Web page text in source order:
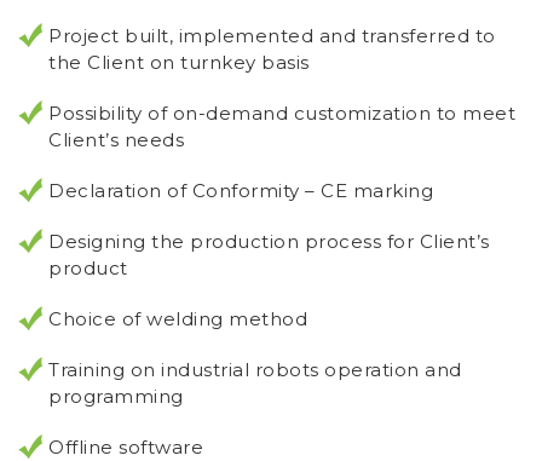
Project built, implemented and transferred to
the Client on turnkey basis
Possibility of on-demand customization to meet
Client’s needs
Declaration of Conformity – CE marking
Designing the production process for Client’s
product
Choice of welding method
Training on industrial robots operation and
programming
Offline software